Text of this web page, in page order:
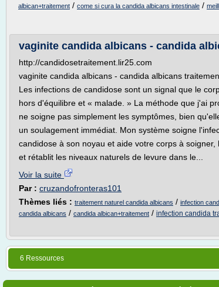
albican+traitement / come si cura la candida albicans intestinale /
vaginite candida albicans - candida
http://candidosetraitement.lir25.com
vaginite candida albicans - candida albicans
Les infections de candidose sont un signal que le
hors d'équilibre et « malade. » La méthode que j'ai
ne soigne pas simplement les symptômes, bien
un soulagement immédiat. Mon système soigne
candidose à son noyau et aide votre corps à soigner,
et rétablit les niveaux naturels de levure dans le...
Voir la suite
Par : cruzandofronteras101
Thèmes liés : traitement naturel candida albicans / infection
candida albicans / candida albican+traitement / infection candida
6 Ressources